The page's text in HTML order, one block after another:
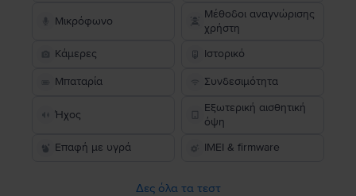
Μικρόφωνο
Μέθοδοι αναγνώρισης
χρήστη
Κάμερες
Ιστορικό
Μπαταρία Συνδεσιμότητα
Ήχος
Εξωτερική αισθητική
όψη
Επαφή με υγρά
IMEI & firmware
Δες όλα τα τεστ